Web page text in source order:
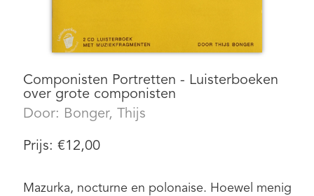
Componisten Portretten - Luisterboeken
over grote componisten
Door: Bonger, Thijs
Prijs: €12,00
Mazurka, nocturne en polonaise. Hoewel menig